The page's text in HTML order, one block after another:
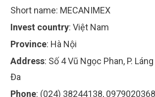
Short name: MECANIMEX
Invest country: Việt Nam
Province: Hà Nội
Address: Số 4 Vũ Ngọc Phan, P.
Đa
Phone: (024) 38244138,